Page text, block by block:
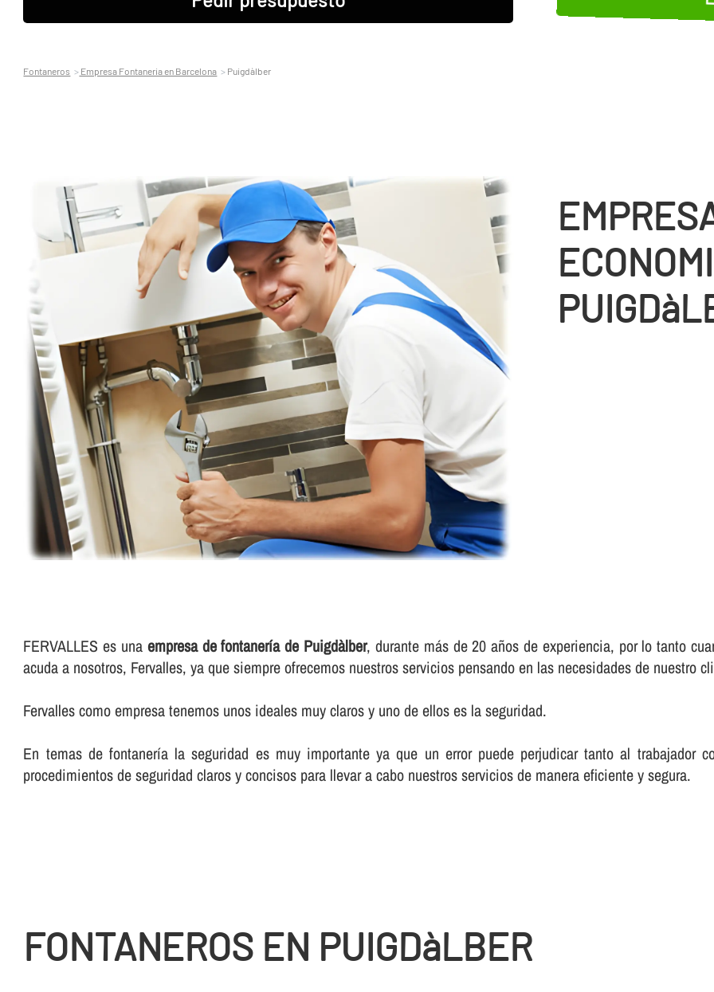
Fontaneros Empresa Fontaneria en Barcelona Puigdàlber
FERVALLES es una empresa de fontanerí­a de Puigdàlber, durante más de 20 años de experiencia, por lo tanto
acuda a nosotros, Fervalles, ya que siempre ofrecemos nuestros servicios pensando en las necesidades de nuestro
Fervalles como empresa tenemos unos ideales muy claros y uno de ellos es la seguridad.
En temas de fontanerí­a la seguridad es muy importante ya que un error puede perjudicar tanto al trabajador
procedimientos de seguridad claros y concisos para llevar a cabo nuestros servicios de manera eficiente y segura.
FONTANEROS EN PUIGDàLBER